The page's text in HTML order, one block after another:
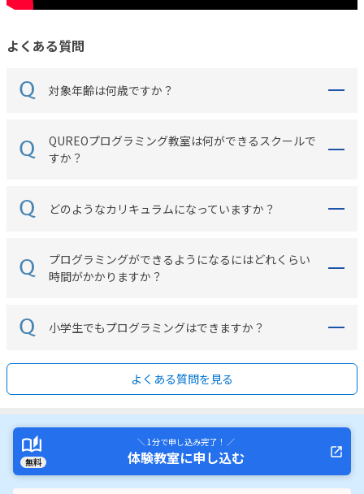
よくある質問
対象年齢は何歳ですか？
QUREOプログラミング教室は何ができるスクールで
すか？
どのようなカリキュラムになっていますか？
プログラミングができるようになるにはどれくらい
時間がかかりますか？
小学生でもプログラミングはできますか？
よくある質問を見る
無料
＼ 1分で申し込み完了！ ／
体験教室に申し込む